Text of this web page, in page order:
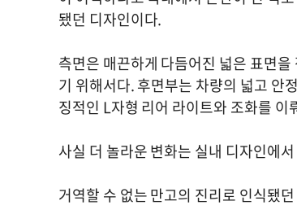
됐던 디자인이다.
측면은 매끈하게 다듬어진 넓은 표면
기 위해서다. 후면부는 차량의 넓고 안
징적인 L자형 리어 라이트와 조화를 이
사실 더 놀라운 변화는 실내 디자인에
거역할 수 없는 만고의 진리로 인식됐